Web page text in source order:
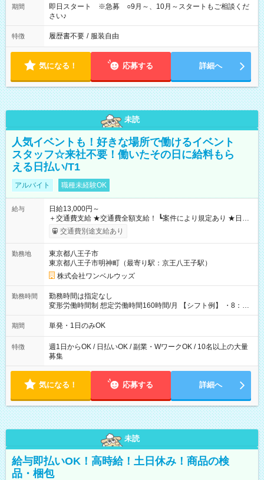
期間
即日スタート ※急募 ○9月～、10月～スタートもご相談くだ
さい♪
特徴 履歴書不要 / 服装自由
気になる！ 応募する 詳細へ
未読
人気イベントも！好きな場所で働けるイベント
スタッフ☆来社不要！働いたその日に給料もら
える日払い/T1
アルバイト 職種未経験OK
給与
日給13,000円～
＋交通費支給 ★交通費全額支給！ ┗案件により規定あり ★日払
いOK！（規定あり） ┗働いたその日に現金GET♪ お仕事後はコ
ンビニATMから 日払い分を引き落とせます！ 【試用期間】試
交通費別途支給あり
勤務地
東京都八王子市
東京都八王子市明神町（最寄り駅：京王八王子駅）
株式会社ワンベルウッズ
勤務時間
勤務時間は指定なし
変形労働時間制 想定労働時間160時間/月 【シフト例】 ・8：00
～21：00
期間 単発・1日のみOK
特徴
週1日からOK / 日払いOK / 副業・WワークOK / 10名以上の大量
募集
気になる！ 応募する 詳細へ
未読
給与即払いOK！高時給！土日休み！商品の検
品・梱包